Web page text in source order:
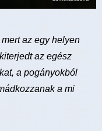
az egy helyen
az egész
a pogányokból
a mi